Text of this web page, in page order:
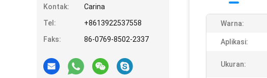
Kontak:
Carina
Tel:
+8613922537558
Faks:
86-0769-8502-2337
Warna:
Aplikasi:
Ukuran: